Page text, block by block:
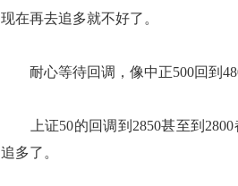
现在再去追多就不好了。
耐心等待回调，像中正500回到
上证50的回调到2850甚至到2800
追多了。